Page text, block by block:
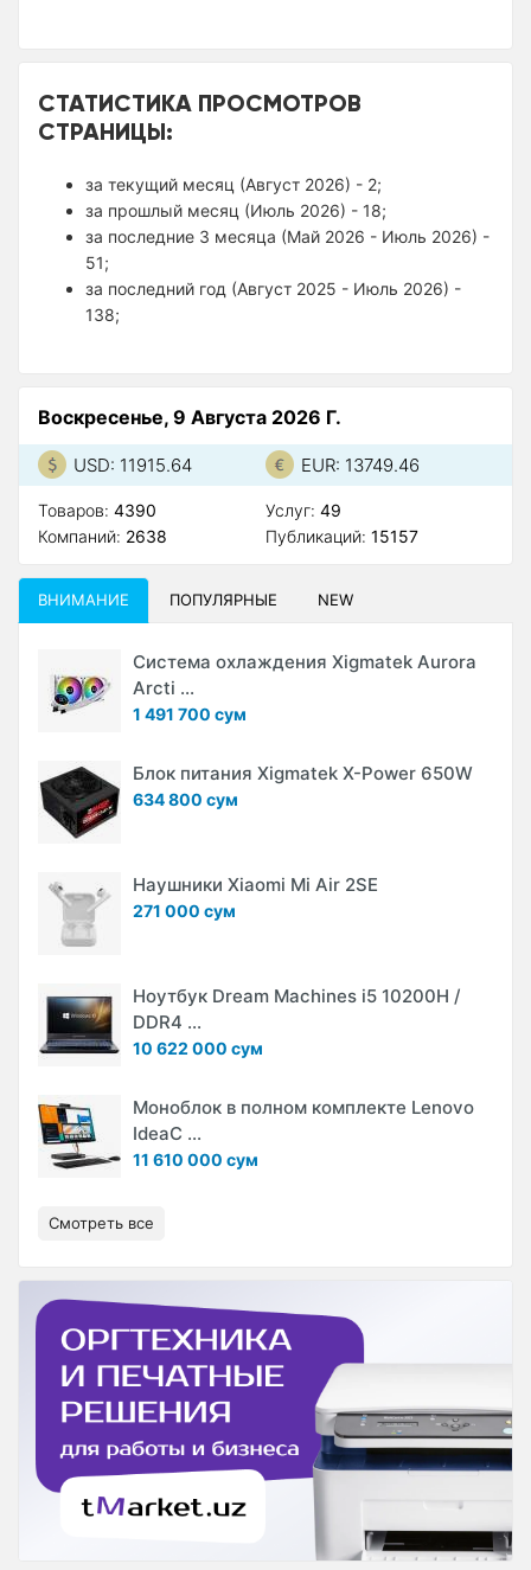
СТАТИСТИКА ПРОСМОТРОВ
СТРАНИЦЫ:
за текущий месяц (Август 2026) - 2;
за прошлый месяц (Июль 2026) - 18;
за последние 3 месяца (Май 2026 - Июль 2026) -
51;
за последний год (Август 2025 - Июль 2026) -
138;
Воскресенье, 9 Августа 2026 Г.
USD: 11915.64 EUR: 13749.46
Товаров: 4390
Компаний: 2638
Услуг: 49
Публикаций: 15157
ВНИМАНИЕ ПОПУЛЯРНЫЕ NEW
Система охлаждения Xigmatek Aurora
Arcti ...
1 491 700 сум
Блок питания Xigmatek X-Power 650W
634 800 сум
Наушники Xiaomi Mi Air 2SE
271 000 сум
Ноутбук Dream Machines i5 10200H /
DDR4 ...
10 622 000 сум
Моноблок в полном комплекте Lenovo
IdeaC ...
11 610 000 сум
Смотреть все